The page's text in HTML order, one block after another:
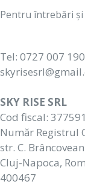
Pentru întrebări și
Tel: 0727 007
SKY RISE SRL
Cod fiscal:
Număr Registrul
str. C.
Cluj-Napoca,
400467